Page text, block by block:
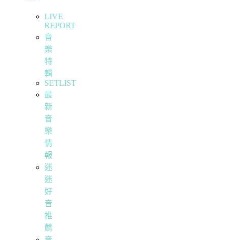
LIVE
REPORT
音
樂
特
輯
SETLIST
最
新
音
樂
情
報
迷
迷
好
音
推
薦